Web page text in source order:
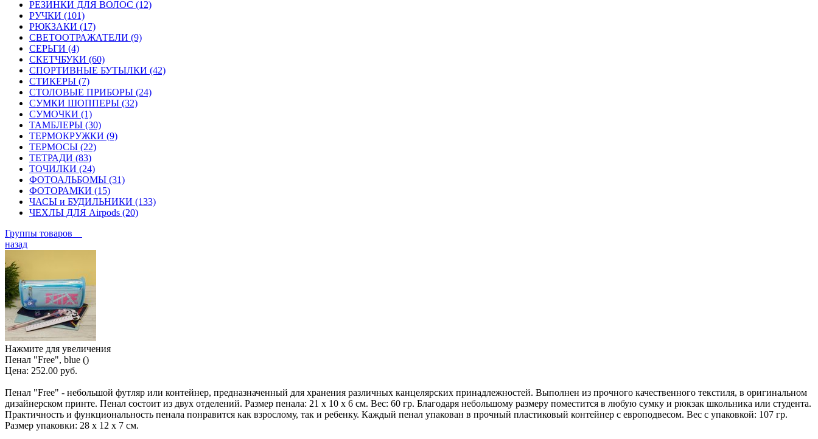
РЕЗИНКИ ДЛЯ ВОЛОС (12)
РУЧКИ (101)
РЮКЗАКИ (17)
СВЕТООТРАЖАТЕЛИ (9)
СЕРЬГИ (4)
СКЕТЧБУКИ (60)
СПОРТИВНЫЕ БУТЫЛКИ (42)
СТИКЕРЫ (7)
СТОЛОВЫЕ ПРИБОРЫ (24)
СУМКИ ШОППЕРЫ (32)
СУМОЧКИ (1)
ТАМБЛЕРЫ (30)
ТЕРМОКРУЖКИ (9)
ТЕРМОСЫ (22)
ТЕТРАДИ (83)
ТОЧИЛКИ (24)
ФОТОАЛЬБОМЫ (31)
ФОТОРАМКИ (15)
ЧАСЫ и БУДИЛЬНИКИ (133)
ЧЕХЛЫ ДЛЯ Airpods (20)
Группы товаров
назад
Нажмите для увеличения
Пенал "Free", blue ()
Цена: 252.00 руб.
Пенал "Free" - небольшой футляр или контейнер, предназначенный для хранения различных канцелярских принадлежностей. Выполнен из прочного качественного текстиля, в оригинальном
дизайнерском принте. Пенал состоит из двух отделений. Размер пенала: 21 х 10 х 6 см. Вес: 60 гр. Благодаря небольшому размеру поместится в любую сумку и рюкзак школьника или студента.
Практичность и функциональность пенала понравится как взрослому, так и ребенку. Каждый пенал упакован в прочный пластиковый контейнер с европодвесом. Вес с упаковкой: 107 гр.
Размер упаковки: 28 х 12 х 7 см.